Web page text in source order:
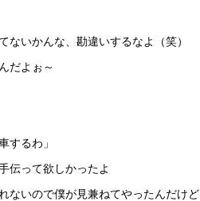
ないかんな、勘違いするなよ（笑）
だよぉ～
するわ」
伝って欲しかったよ
ないので僕が見兼ねてやったんだけど